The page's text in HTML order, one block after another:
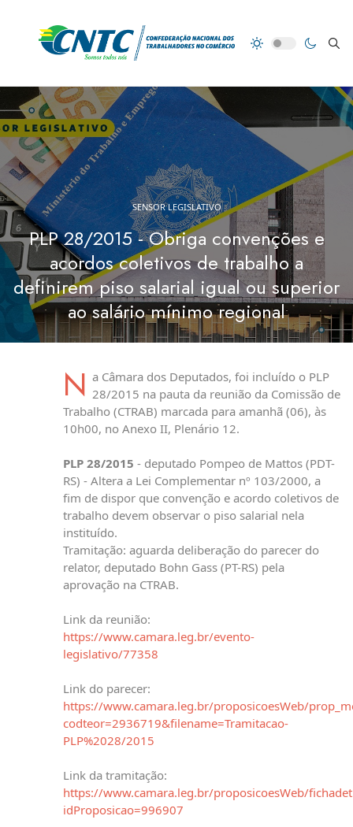
SENSOR LEGISLATIVO
PLP 28/2015 - Obriga convenções e
acordos coletivos de trabalho a
definirem piso salarial igual ou superior
ao salário mínimo regional
N a Câmara dos Deputados, foi incluído o PLP
28/2015 na pauta da reunião da Comissão de
Trabalho (CTRAB) marcada para amanhã (06), às
10h00, no Anexo II, Plenário 12.
PLP 28/2015 - deputado Pompeo de Mattos (PDT-
RS) - Altera a Lei Complementar nº 103/2000, a
fim de dispor que convenção e acordo coletivos de
trabalho devem observar o piso salarial nela
instituído.
Tramitação: aguarda deliberação do parecer do
relator, deputado Bohn Gass (PT-RS) pela
aprovação na CTRAB.
Link da reunião:
https://www.camara.leg.br/evento-
legislativo/77358
Link do parecer:
https://www.camara.leg.br/proposicoesWeb/
codteor=2936719&filename=Tramitacao-
PLP%2028/2015
Link da tramitação:
https://www.camara.leg.br/proposicoesWeb/
idProposicao=996907